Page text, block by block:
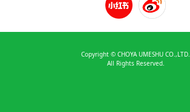
Copyright © CHOYA UMESHU CO.,LTD.
All Rights Reserved.